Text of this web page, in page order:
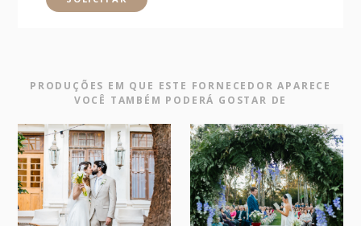
PRODUÇÕES EM QUE ESTE FORNECEDOR APARECE
VOCÊ TAMBÉM PODERÁ GOSTAR DE